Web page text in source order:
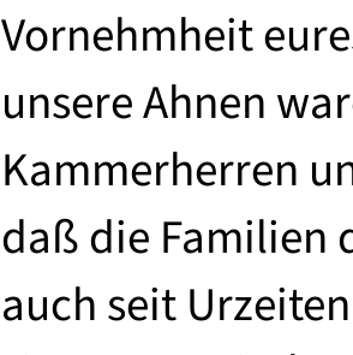
Vornehmheit
unsere Ahnen
Kammerherren
daß die Familien
auch seit